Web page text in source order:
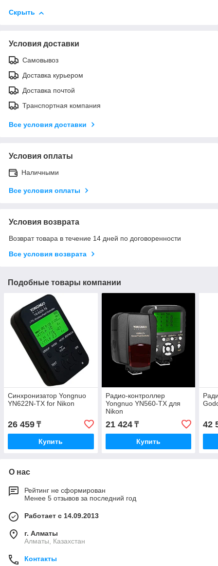
Скрыть
Условия доставки
Самовывоз
Доставка курьером
Доставка почтой
Транспортная компания
Все условия доставки
Условия оплаты
Наличными
Все условия оплаты
Условия возврата
Возврат товара в течение 14 дней по договоренности
Все условия возврата
Подобные товары компании
Синхронизатор Yongnuo
YN622N-TX for Nikon
26 459 ₸
Купить
Радио-контроллер
Yongnuo YN560-TX для
Nikon
21 424₸
Купить
42
О нас
Рейтинг не сформирован
Менее 5 отзывов за последний год
Работает с 14.09.2013
г. Алматы
Алматы, Казахстан
Контакты